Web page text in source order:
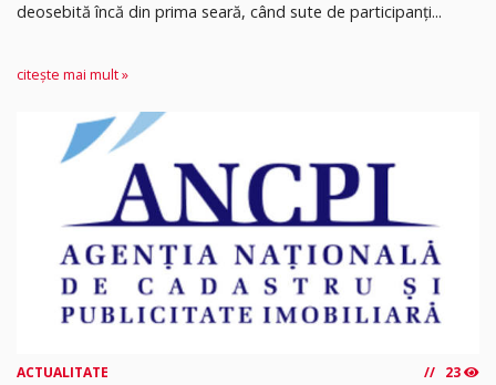
deosebită încă din prima seară, când sute de participanți...
citește mai mult »
ACTUALITATE 23